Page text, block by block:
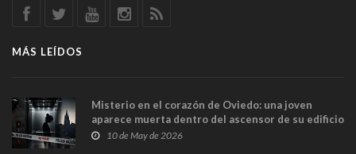
MÁS LEÍDOS
Misterio en el corazón de Oviedo: una joven
aparece muerta dentro del ascensor de su edificio
y las cámaras captan sus últimos minutos
10 de May de 2026